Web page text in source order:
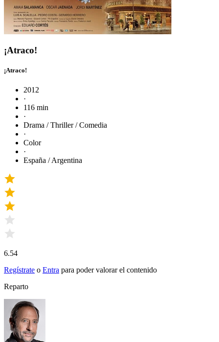
¡Atraco!
¡Atraco!
2012
·
116 min
·
Drama / Thriller / Comedia
·
Color
·
España / Argentina
6.54
Regístrate o Entra para poder valorar el contenido
Reparto